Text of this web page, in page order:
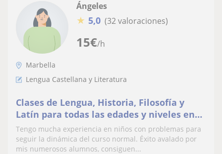
15€/h
Ángeles
★ 5,0 (32 valoraciones)
Marbella
Lengua Castellana y Literatura
Clases de Lengua, Historia, Filosofía y
Latín para todas las edades y niveles en
Marbella
Tengo mucha experiencia en niños con problemas para
seguir la dinámica del curso normal. Éxito avalado por
mis numerosos alumnos, consiguen...